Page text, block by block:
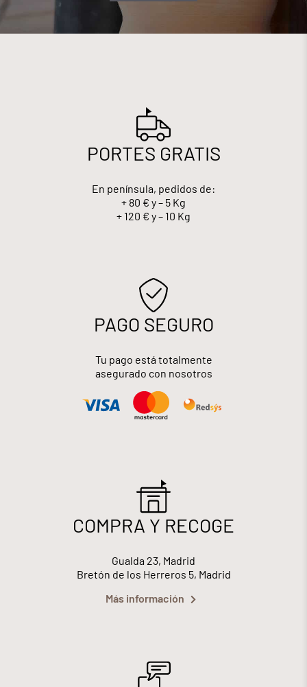
PORTES GRATIS
En península, pedidos de:
+ 80 € y – 5 Kg
+ 120 € y – 10 Kg
PAGO SEGURO
Tu pago está totalmente
asegurado con nosotros
COMPRA Y RECOGE
Gualda 23, Madrid
Bretón de los Herreros 5, Madrid
Más información